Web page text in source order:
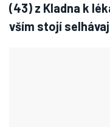
(43) z Kladna k
vším stojí